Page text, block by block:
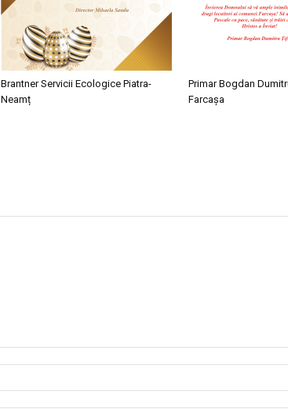
Brantner Servicii Ecologice Piatra-
Neamț
Primar Bogdan
Farcașa